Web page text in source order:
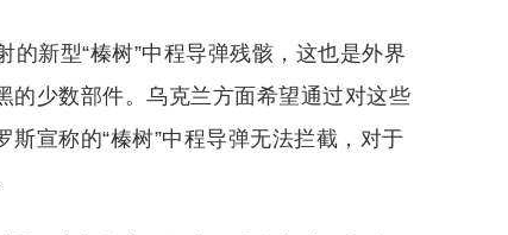
新型“榛树”中程导弹残骸，这也是外界
少数部件。乌克兰方面希望通过对这些
宣称的“榛树”中程导弹无法拦截，对于